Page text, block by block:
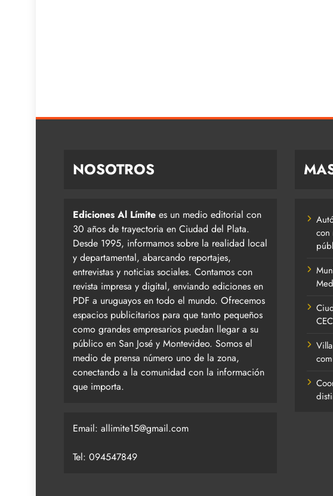
NOSOTROS
Ediciones Al Límite es un medio editorial con
30 años de trayectoria en Ciudad del Plata.
Desde 1995, informamos sobre la realidad local
y departamental, abarcando reportajes,
entrevistas y noticias sociales. Contamos con
revista impresa y digital, enviando ediciones en
PDF a uruguayos en todo el mundo. Ofrecemos
espacios publicitarios para que tanto pequeños
como grandes empresarios puedan llegar a su
público en San José y Montevideo. Somos el
medio de prensa número uno de la zona,
conectando a la comunidad con la información
que importa.
Email: allimite15@gmail.com
Tel: 094547849
con